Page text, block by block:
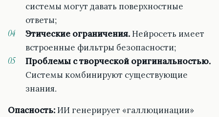
системы могут давать поверхностные
ответы;
Этические ограничения.Нейросеть имеет
встроенные фильтры безопасности;
Проблемы с творческой оригинальностью.
Системы комбинируют существующие
знания.
Опасность:ИИ генерирует «галлюцинации»